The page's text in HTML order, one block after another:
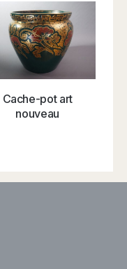
Cache-pot art
nouveau